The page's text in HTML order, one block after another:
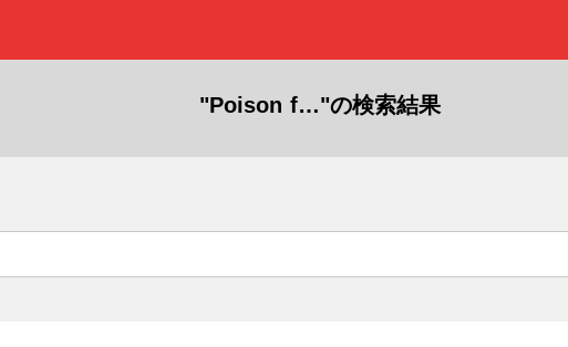
"Poison f…"の検索結果